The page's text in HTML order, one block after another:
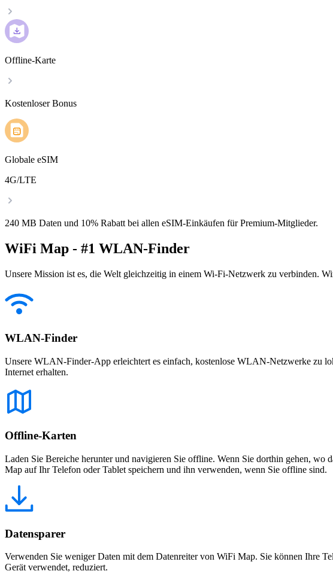
Offline-Karte
Kostenloser Bonus
Globale eSIM
4G/LTE
240 MB Daten und 10% Rabatt bei allen eSIM-Einkäufen für Premium-Mitglieder.
WiFi Map - #1 WLAN-Finder
Unsere Mission ist es, die Welt gleichzeitig in einem Wi-Fi-Netzwerk zu verbinden.
WLAN-Finder
Unsere WLAN-Finder-App erleichtert es einfach, kostenlose WLAN-Netzwerke zu
Internet erhalten.
Offline-Karten
Laden Sie Bereiche herunter und navigieren Sie offline. Wenn Sie dorthin gehen,
Map auf Ihr Telefon oder Tablet speichern und ihn verwenden, wenn Sie offline sind.
Datensparer
Verwenden Sie weniger Daten mit dem Datenreiter von WiFi Map. Sie können Ihre
Gerät verwendet, reduziert.